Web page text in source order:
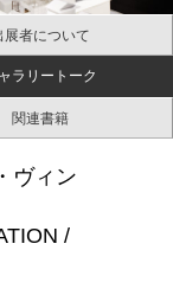
展者について
ラリートーク
関連書籍
ヴィン
/